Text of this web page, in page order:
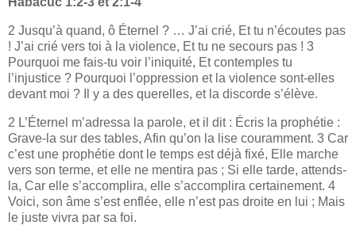
2 Jusqu’à quand, ô Éternel ? … J’ai crié, Et tu n’écoutes pas
! J’ai crié vers toi à la violence, Et tu ne secours pas ! 3
Pourquoi me fais-tu voir l’iniquité, Et contemples tu
l’injustice ? Pourquoi l’oppression et la violence sont-elles
devant moi ? Il y a des querelles, et la discorde s’élève.
2 L’Éternel m’adressa la parole, et il dit : Écris la prophétie :
Grave-la sur des tables, Afin qu’on la lise couramment. 3 Car
c’est une prophétie dont le temps est déjà fixé, Elle marche
vers son terme, et elle ne mentira pas ; Si elle tarde, attends-
la, Car elle s’accomplira, elle s’accomplira certainement. 4
Voici, son âme s’est enflée, elle n’est pas droite en lui ; Mais
le juste vivra par sa foi.